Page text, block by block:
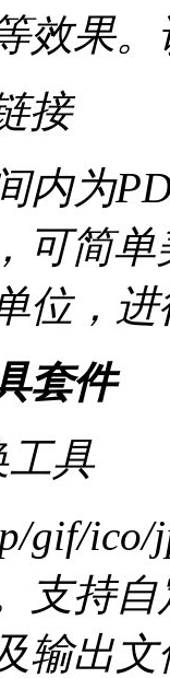
效果
接
内为
可简
位，
套件
工具
gif/
支持
输出